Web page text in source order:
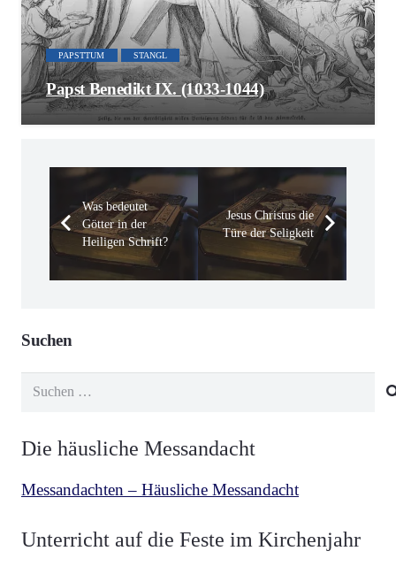
PAPSTTUM STANGL
Papst Benedikt IX. (1033-1044)
Was bedeutet
Götter in der
Heiligen Schrift?
Jesus Christus die
Türe der Seligkeit
Suchen
Suchen
Die häusliche Messandacht
Messandachten – Häusliche Messandacht
Unterricht auf die Feste im Kirchenjahr